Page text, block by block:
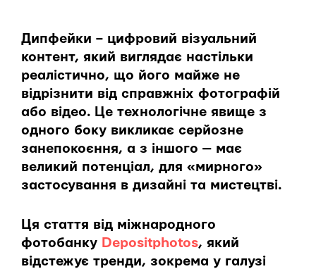
Дипфейки – цифровий візуальний
контент, який виглядає настільки
реалістично, що його майже не
відрізнити від справжніх фотографій
або відео. Це технологічне явище з
одного боку викликає серйозне
занепокоєння, а з іншого — має
великий потенціал, для «мирного»
застосування в дизайні та мистецтві.
Ця стаття від міжнародного
фотобанку Depositphotos, який
відстежує тренди, зокрема у галузі